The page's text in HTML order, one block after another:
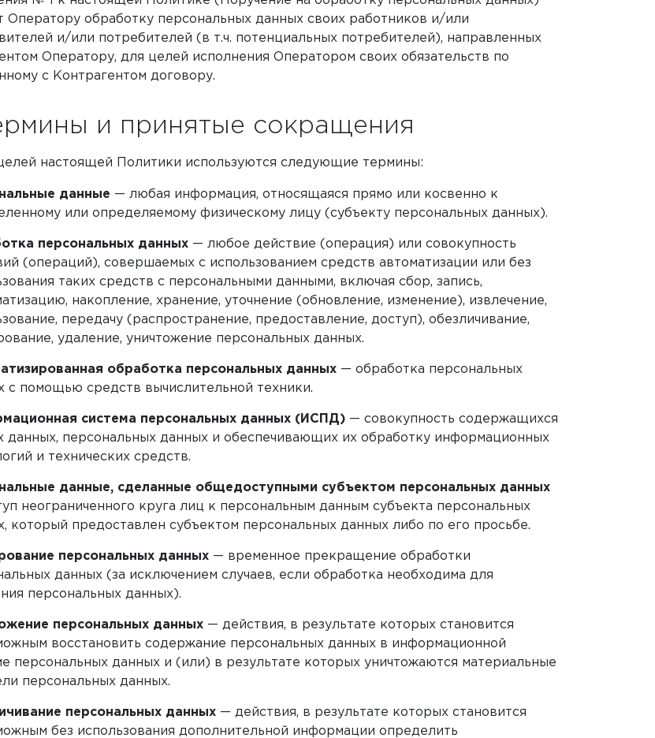
Оператору обработку персональных данных своих работников и/или
и/или потребителей (в т.ч. потенциальных потребителей), направленных
Оператору, для целей исполнения Оператором своих обязательств по
с Контрагентом договору.
и принятые сокращения
настоящей Политики используются следующие термины:
данные — любая информация, относящаяся прямо или косвенно к
или определяемому физическому лицу (субъекту персональных данных).
персональных данных — любое действие (операция) или совокупность
(операций), совершаемых с использованием средств автоматизации или без
таких средств с персональными данными, включая сбор, запись,
накопление, хранение, уточнение (обновление, изменение), извлечение,
передачу (распространение, предоставление, доступ), обезличивание,
удаление, уничтожение персональных данных.
обработка персональных данных — обработка персональных
с помощью средств вычислительной техники.
система персональных данных (ИСПД) — совокупность содержащихся
данных, персональных данных и обеспечивающих их обработку информационных
и технических средств.
данные, сделанные общедоступными субъектом персональных данных
неограниченного круга лиц к персональным данным субъекта персональных
который предоставлен субъектом персональных данных либо по его просьбе.
персональных данных — временное прекращение обработки
данных (за исключением случаев, если обработка необходима для
персональных данных).
персональных данных — действия, в результате которых становится
восстановить содержание персональных данных в информационной
персональных данных и (или) в результате которых уничтожаются материальные
персональных данных.
персональных данных — действия, в результате которых становится
без использования дополнительной информации определить